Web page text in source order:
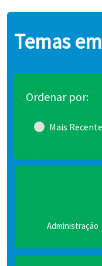
Temas
Ordenar por:
Mais
Assistência